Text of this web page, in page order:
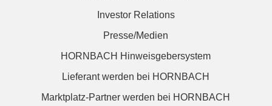
Investor Relations
Presse/Medien
HORNBACH Hinweisgebersystem
Lieferant werden bei HORNBACH
Marktplatz-Partner werden bei HORNBACH